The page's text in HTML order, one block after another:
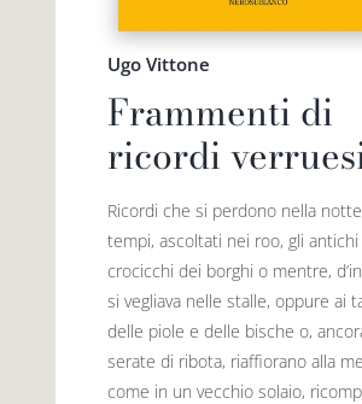
Ugo Vittone
Frammenti di
ricordi
Ricordi che si perdono nella
tempi, ascoltati nei roo, gli antichi
crocicchi dei borghi o mentre,
si vegliava nelle stalle, oppure ai
delle piole e delle bische o,
serate di ribota, riaffiorano alla
come in un vecchio solaio,